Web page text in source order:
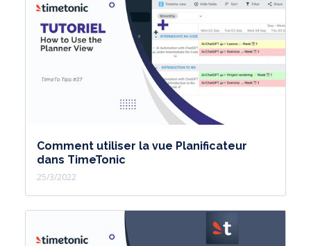
Comment utiliser la vue Planificateur
dans TimeTonic
25/3/2022